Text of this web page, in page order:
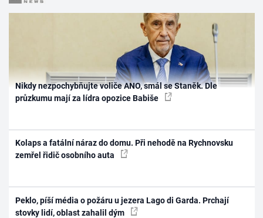
Nikdy nezpochybňujte voliče ANO, smál se Staněk. Dle
průzkumu mají za lídra opozice Babiše
Kolaps a fatální náraz do domu. Při nehodě na Rychnovsku
zemřel řidič osobního auta
Peklo, píší média o požáru u jezera Lago di Garda. Prchají
stovky lidí, oblast zahalil dým